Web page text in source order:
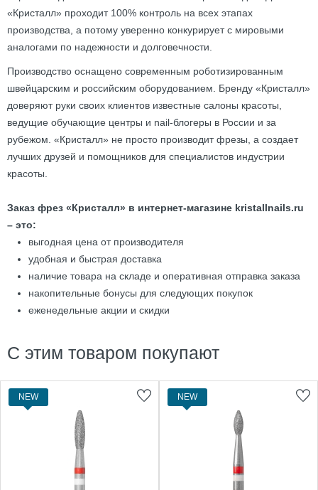
«Кристалл» проходит 100% контроль на всех этапах
производства, а потому уверенно конкурирует с мировыми
аналогами по надежности и долговечности.
Производство оснащено современным роботизированным
швейцарским и российским оборудованием. Бренду «Кристалл»
доверяют руки своих клиентов известные салоны красоты,
ведущие обучающие центры и nail-блогеры в России и за
рубежом. «Кристалл» не просто производит фрезы, а создает
лучших друзей и помощников для специалистов индустрии
красоты.
Заказ фрез «Кристалл» в интернет-магазине kristallnails.ru
– это:
выгодная цена от производителя
удобная и быстрая доставка
наличие товара на складе и оперативная отправка заказа
накопительные бонусы для следующих покупок
еженедельные акции и скидки
С этим товаром покупают
NEW NEW